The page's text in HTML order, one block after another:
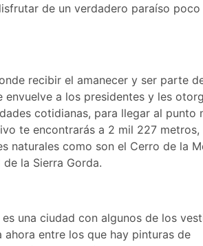
de un verdadero paraíso poco
recibir el amanecer y ser parte
a los presidentes y les
cotidianas, para llegar al punto
te encontrarás a 2 mil 227 metros,
naturales como son el Cerro de la
la Sierra Gorda.
una ciudad con algunos de los
entre los que hay pinturas de